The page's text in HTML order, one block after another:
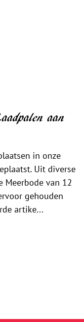
aan
in onze
Uit diverse
Meerbode van 12
gehouden
artike...